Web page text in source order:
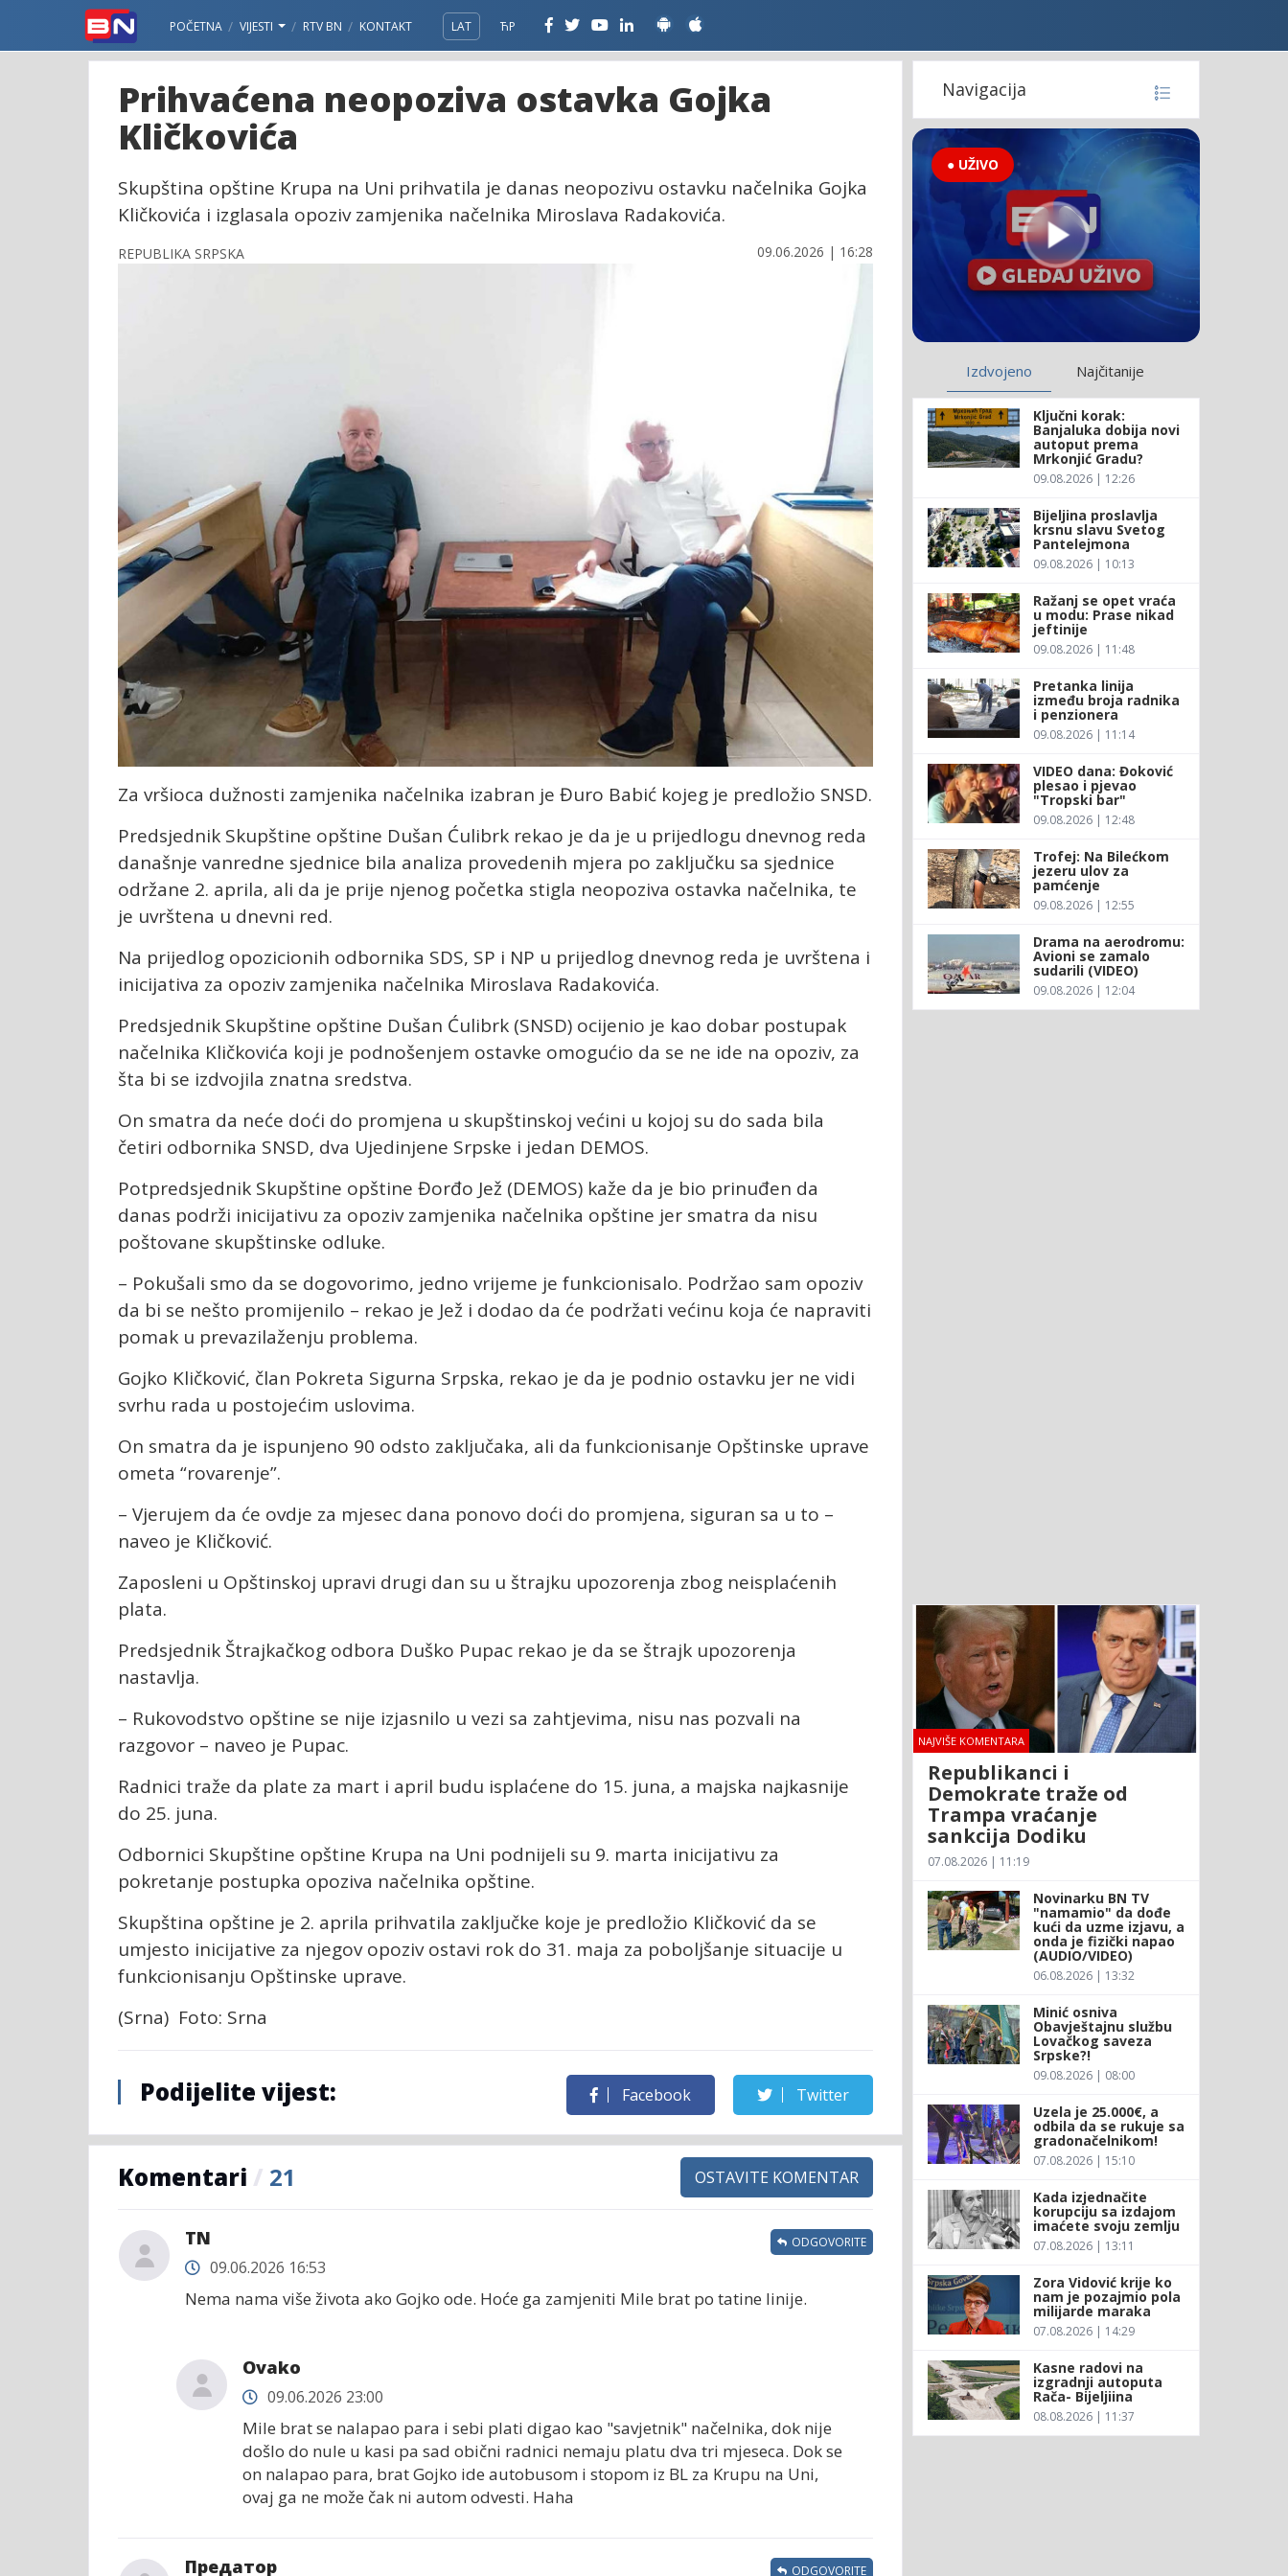
POČETNA VIJESTI RTV BN KONTAKT LAT ЋР
Prihvaćena neopoziva ostavka Gojka
Kličkovića
Skupština opštine Krupa na Uni prihvatila je danas neopozivu ostavku načelnika Gojka
Kličkovića i izglasala opoziv zamjenika načelnika Miroslava Radakovića.
REPUBLIKA SRPSKA 09.06.2026 | 16:28
Za vršioca dužnosti zamjenika načelnika izabran je Đuro Babić kojeg je predložio SNSD.
Predsjednik Skupštine opštine Dušan Ćulibrk rekao je da je u prijedlogu dnevnog reda
današnje vanredne sjednice bila analiza provedenih mjera po zaključku sa sjednice
održane 2. aprila, ali da je prije njenog početka stigla neopoziva ostavka načelnika, te
je uvrštena u dnevni red.
Na prijedlog opozicionih odbornika SDS, SP i NP u prijedlog dnevnog reda je uvrštena i
inicijativa za opoziv zamjenika načelnika Miroslava Radakovića.
Predsjednik Skupštine opštine Dušan Ćulibrk (SNSD) ocijenio je kao dobar postupak
načelnika Kličkovića koji je podnošenjem ostavke omogućio da se ne ide na opoziv, za
šta bi se izdvojila znatna sredstva.
On smatra da neće doći do promjena u skupštinskoj većini u kojoj su do sada bila
četiri odbornika SNSD, dva Ujedinjene Srpske i jedan DEMOS.
Potpredsjednik Skupštine opštine Đorđo Jež (DEMOS) kaže da je bio prinuđen da
danas podrži inicijativu za opoziv zamjenika načelnika opštine jer smatra da nisu
poštovane skupštinske odluke.
– Pokušali smo da se dogovorimo, jedno vrijeme je funkcionisalo. Podržao sam opoziv
da bi se nešto promijenilo – rekao je Jež i dodao da će podržati većinu koja će napraviti
pomak u prevazilaženju problema.
Gojko Kličković, član Pokreta Sigurna Srpska, rekao je da je podnio ostavku jer ne vidi
svrhu rada u postojećim uslovima.
On smatra da je ispunjeno 90 odsto zaključaka, ali da funkcionisanje Opštinske uprave
ometa “rovarenje”.
– Vjerujem da će ovdje za mjesec dana ponovo doći do promjena, siguran sa u to –
naveo je Kličković.
Zaposleni u Opštinskoj upravi drugi dan su u štrajku upozorenja zbog neisplaćenih
plata.
Predsjednik Štrajkačkog odbora Duško Pupac rekao je da se štrajk upozorenja
nastavlja.
– Rukovodstvo opštine se nije izjasnilo u vezi sa zahtjevima, nisu nas pozvali na
razgovor – naveo je Pupac.
Radnici traže da plate za mart i april budu isplaćene do 15. juna, a majska najkasnije
do 25. juna.
Odbornici Skupštine opštine Krupa na Uni podnijeli su 9. marta inicijativu za
pokretanje postupka opoziva načelnika opštine.
Skupština opštine je 2. aprila prihvatila zaključke koje je predložio Kličković da se
umjesto inicijative za njegov opoziv ostavi rok do 31. maja za poboljšanje situacije u
funkcionisanju Opštinske uprave.
(Srna) Foto: Srna
Podijelite vijest: Facebook Twitter
Komentari / 21 OSTAVITE KOMENTAR
TN
09.06.2026 16:53
Nema nama više života ako Gojko ode. Hoće ga zamjeniti Mile brat po tatine linije.
ODGOVORITE
Ovako
09.06.2026 23:00
Mile brat se nalapao para i sebi plati digao kao "savjetnik" načelnika, dok nije
došlo do nule u kasi pa sad obični radnici nemaju platu dva tri mjeseca. Dok se
on nalapao para, brat Gojko ide autobusom i stopom iz BL za Krupu na Uni,
ovaj ga ne može čak ni autom odvesti. Haha
Предатор ODGOVORITE
Navigacija
● UŽIVO
Izdvojeno Najčitanije
Ključni korak:
Banjaluka dobija novi
autoput prema
Mrkonjić Gradu?
09.08.2026 | 12:26
Bijeljina proslavlja
krsnu slavu Svetog
Pantelejmona
09.08.2026 | 10:13
Ražanj se opet vraća
u modu: Prase nikad
jeftinije
09.08.2026 | 11:48
Pretanka linija
između broja radnika
i penzionera
09.08.2026 | 11:14
VIDEO dana: Đoković
plesao i pjevao
"Tropski bar"
09.08.2026 | 12:48
Trofej: Na Bilećkom
jezeru ulov za
pamćenje
09.08.2026 | 12:55
Drama na aerodromu:
Avioni se zamalo
sudarili (VIDEO)
09.08.2026 | 12:04
NAJVIŠE KOMENTARA
Republikanci i
Demokrate traže od
Trampa vraćanje
sankcija Dodiku
07.08.2026 | 11:19
Novinarku BN TV
"namamio" da dođe
kući da uzme izjavu, a
onda je fizički napao
(AUDIO/VIDEO)
06.08.2026 | 13:32
Minić osniva
Obavještajnu službu
Lovačkog saveza
Srpske?!
09.08.2026 | 08:00
Uzela je 25.000€, a
odbila da se rukuje sa
gradonačelnikom!
07.08.2026 | 15:10
Kada izjednačite
korupciju sa izdajom
imaćete svoju zemlju
07.08.2026 | 13:11
Zora Vidović krije ko
nam je pozajmio pola
milijarde maraka
07.08.2026 | 14:29
Kasne radovi na
izgradnji autoputa
Rača- Bijeljiina
08.08.2026 | 11:37